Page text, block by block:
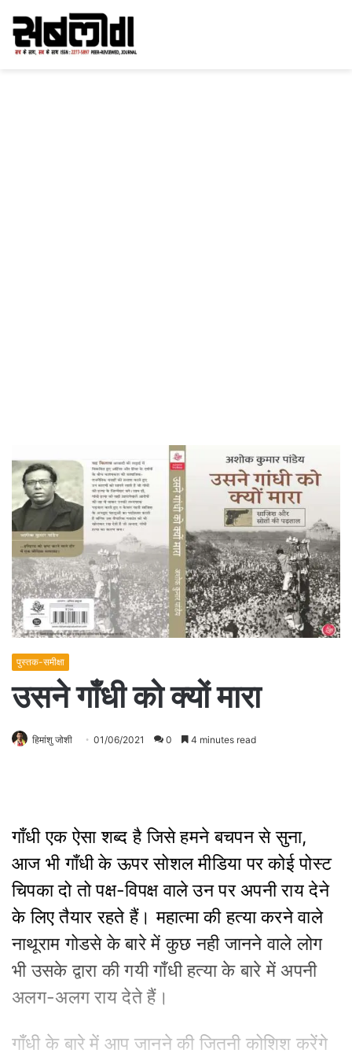
पुस्तक-समीक्षा
उसने गाँधी को क्यों मारा
हिमांशु जोशी 01/06/2021 0 4 minutes read
गाँधी एक ऐसा शब्द है जिसे हमने बचपन से सुना,
आज भी गाँधी के ऊपर सोशल मीडिया पर कोई पोस्ट
चिपका दो तो पक्ष-विपक्ष वाले उन पर अपनी राय देने
के लिए तैयार रहते हैं। महात्मा की हत्या करने वाले
नाथूराम गोडसे के बारे में कुछ नही जानने वाले लोग
भी उसके द्वारा की गयी गाँधी हत्या के बारे में अपनी
अलग-अलग राय देते हैं।
गाँधी के बारे में आप जानने की जितनी कोशिश करेंगे